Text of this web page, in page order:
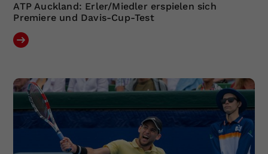
ATP Auckland: Erler/Miedler erspielen sich
Premiere und Davis-Cup-Test